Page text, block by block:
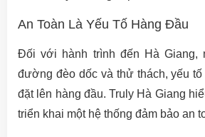
An Toàn Là Yếu Tố Hàng Đầu
Đối với hành trình đến Hà Giang,
đường đèo dốc và thử thách, yếu
đặt lên hàng đầu. Truly Hà Giang
triển khai một hệ thống đảm bảo an